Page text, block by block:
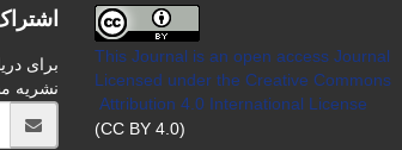
This Journal is an open access Journal
Licensed under the Creative Commons
Attribution 4.0 International License
(CC BY 4.0)
برای
نشریه